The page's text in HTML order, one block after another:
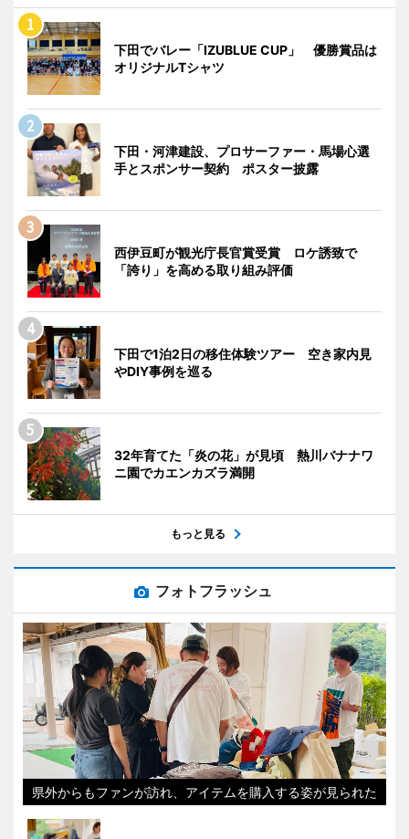
下田でバレー「IZUBLUE CUP」 優勝賞品は
オリジナルTシャツ
下田・河津建設、プロサーファー・馬場心選
手とスポンサー契約 ポスター披露
西伊豆町が観光庁長官賞受賞 ロケ誘致で
「誇り」を高める取り組み評価
下田で1泊2日の移住体験ツアー 空き家内見
やDIY事例を巡る
32年育てた「炎の花」が見頃 熱川バナナワ
ニ園でカエンカズラ満開
もっと見る
フォトフラッシュ
県外からもファンが訪れ、アイテムを購入する姿が見られた